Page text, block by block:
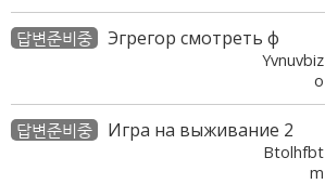
답변준비중 Эгрегор смотреть ф
Yvnuvbiz
o
답변준비중 Игра на выживание 2
Btolhfbt
m